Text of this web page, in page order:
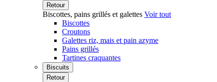
Retour
Biscottes, pains grillés et galettes Voir tout
Biscottes
Croutons
Galettes riz, mais et pain azyme
Pains grillés
Tartines craquantes
Biscuits
Retour